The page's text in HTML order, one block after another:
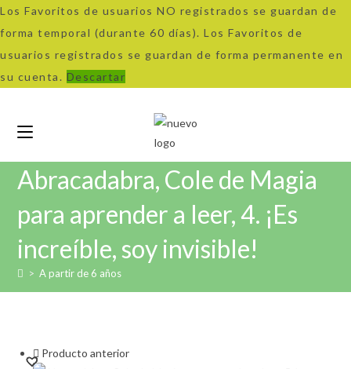
Los Favoritos de usuarios NO registrados se guardan de
forma temporal (durante 60 días). Los Favoritos de
usuarios registrados se guardan de forma permanente en
su cuenta. Descartar
Abracadabra, Cole de Magia
para aprender a leer, 4. ¡Es
increíble, soy invisible!
> A partir de 6 años
Producto anterior